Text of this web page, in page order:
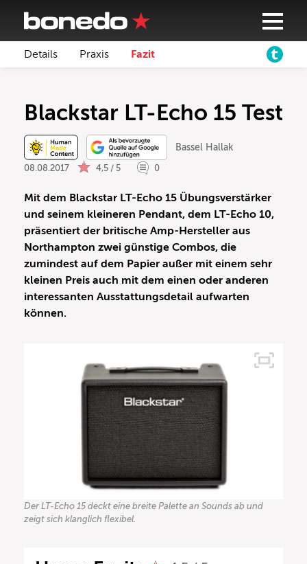
Details Praxis Fazit
Blackstar LT-Echo 15 Test
Bassel Hallak
08.08.2017 4,5 / 5 0
Mit dem Blackstar LT-Echo 15 Übungsverstärker
und seinem kleineren Pendant, dem LT-Echo 10,
präsentiert der britische Amp-Hersteller aus
Northampton zwei günstige Combos, die
zumindest auf dem Papier außer mit einem sehr
kleinen Preis auch mit dem einen oder anderen
interessanten Ausstattungsdetail aufwarten
können.
Der LT-Echo 15 deckt eine breite Palette an Sounds ab und
zeigt sich klanglich flexibel.